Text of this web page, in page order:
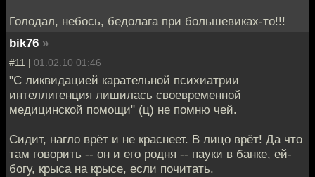
Голодал, небось, бедолага при большевиках-то!!!
bik76 »
#11 | 01.02.10 01:46
"С ликвидацией карательной психиатрии
интеллигенция лишилась своевременной
медицинской помощи" (ц) не помню чей.
Сидит, нагло врёт и не краснеет. В лицо врёт! Да что
там говорить -- он и его родня -- пауки в банке, ей-
богу, крыса на крысе, если почитать.